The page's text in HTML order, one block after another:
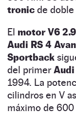
tronic de
El motor V6
Audi RS 4
Sportback
del primer Audi
1994. La
cilindros en V
máximo de 600